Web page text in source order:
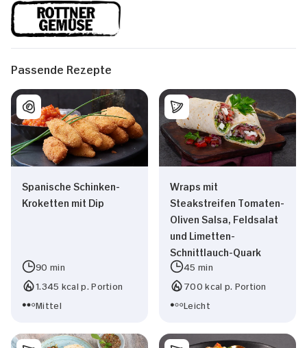
Passende Rezepte
Spanische Schinken-
Kroketten mit Dip
90 min
1.345 kcal p. Portion
Mittel
Wraps mit
Steakstreifen Tomaten-
Oliven Salsa, Feldsalat
und Limetten-
Schnittlauch-Quark
45 min
700 kcal p. Portion
Leicht